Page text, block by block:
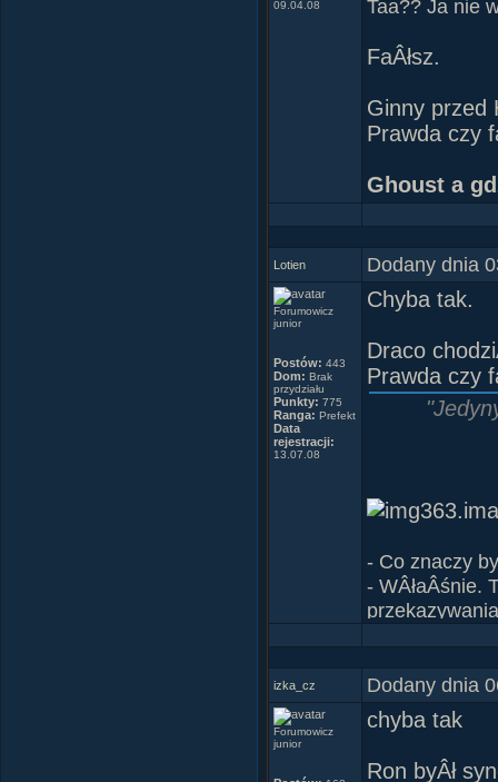
Strachy na
RzuciÂły
Czerwone
Czerwone
PiÂła Tango
09.04.08 Taa?? Ja nie
FaÂłsz.
Ginny przed
Prawda czy
Ghoust a
Lotien Dodany dnia
Forumowicz
junior
Postów: 443
Dom: Brak
przydziału
Punkty: 775
Ranga: Prefekt
Data
rejestracji:
13.07.08
Chyba tak.
Draco
Prawda czy
- Co znaczy
- WÂłaÂśnie.
- KaÂżdy z
- Bo wszyscy,
Paulo
Cytat z
izka_cz Dodany dnia
Forumowicz
junior
chyba tak
Ron byÂł